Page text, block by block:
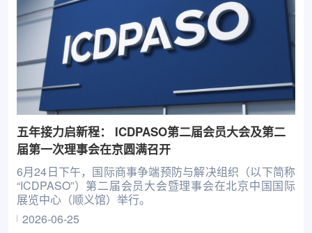
五年接力启新程： ICDPASO第二届会员大会及第二
届第一次理事会在京圆满召开
6月24日下午，国际商事争端预防与解决组织（以下简称
“ICDPASO”）第二届会员大会暨理事会在北京中国国际
展览中心（顺义馆）举行。
2026-06-25